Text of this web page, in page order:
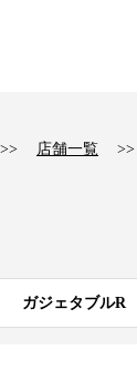
店舗一覧
ガジェタブルR